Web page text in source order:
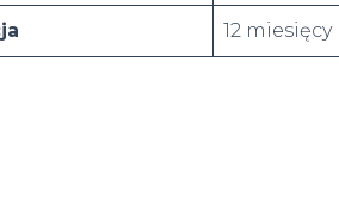
12 miesięcy